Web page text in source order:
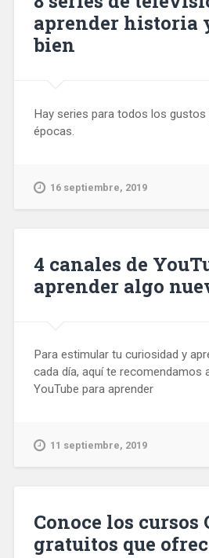
aprender historia
bien
Hay series para todos los
épocas.
16 septiembre, 2019
4 canales de
aprender algo
Para estimular tu curiosidad y
cada día, aquí te recomendamos
YouTube para aprender
11 septiembre, 2019
Conoce los
gratuitos que